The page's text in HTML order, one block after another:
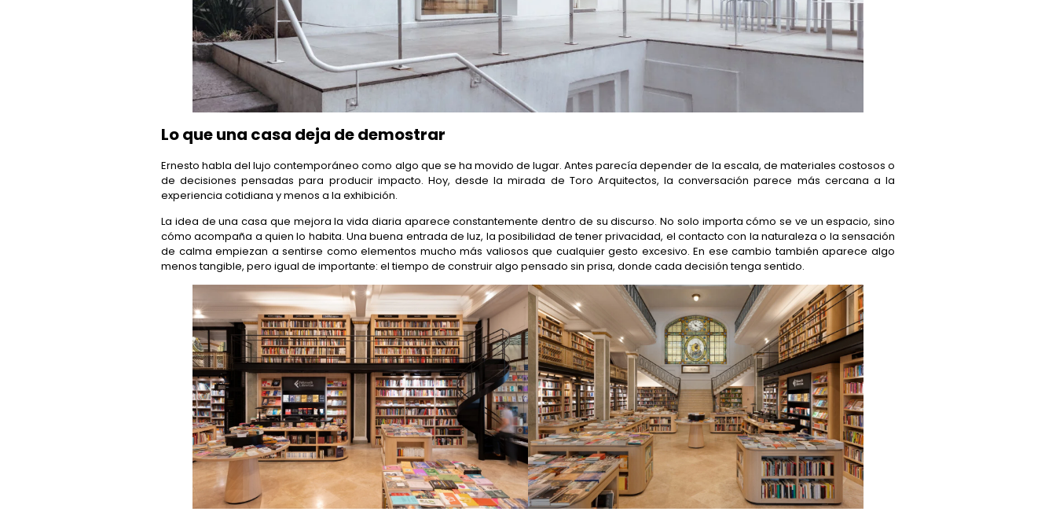
Lo que una casa deja de demostrar
Ernesto habla del lujo contemporáneo como algo que se ha movido de lugar. Antes parecía depender de la escala, de materiales costosos o
de decisiones pensadas para producir impacto. Hoy, desde la mirada de Toro Arquitectos, la conversación parece más cercana a la
experiencia cotidiana y menos a la exhibición.
La idea de una casa que mejora la vida diaria aparece constantemente dentro de su discurso. No solo importa cómo se ve un espacio, sino
cómo acompaña a quien lo habita. Una buena entrada de luz, la posibilidad de tener privacidad, el contacto con la naturaleza o la sensación
de calma empiezan a sentirse como elementos mucho más valiosos que cualquier gesto excesivo. En ese cambio también aparece algo
menos tangible, pero igual de importante: el tiempo de construir algo pensado sin prisa, donde cada decisión tenga sentido.